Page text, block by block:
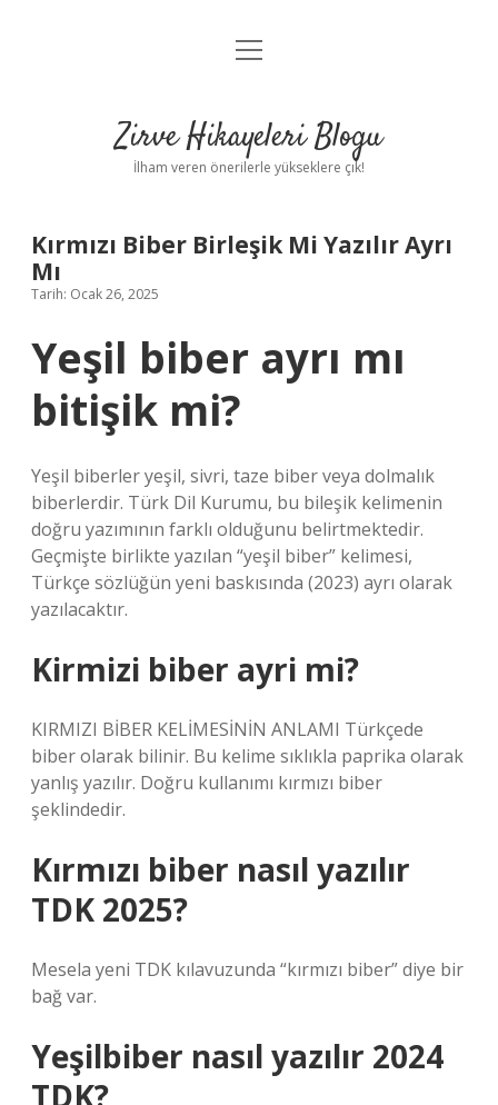
Anasayfa
Yasal Uyarı
menüyü
Zirve Hikayeleri Blogu
İlham veren önerilerle yükseklere çık!
Kırmızı Biber Birleşik Mi Yazılır Ayrı
Mı
Tarih: Ocak 26, 2025
Yeşil biber ayrı mı
bitişik mi?
Yeşil biberler yeşil, sivri, taze biber veya dolmalık
biberlerdir. Türk Dil Kurumu, bu bileşik kelimenin
doğru yazımının farklı olduğunu belirtmektedir.
Geçmişte birlikte yazılan “yeşil biber” kelimesi,
Türkçe sözlüğün yeni baskısında (2023) ayrı olarak
yazılacaktır.
Kirmizi biber ayri mi?
KIRMIZI BİBER KELİMESİNİN ANLAMI Türkçede
biber olarak bilinir. Bu kelime sıklıkla paprika olarak
yanlış yazılır. Doğru kullanımı kırmızı biber
şeklindedir.
Kırmızı biber nasıl yazılır
TDK 2025?
Mesela yeni TDK kılavuzunda “kırmızı biber” diye bir
bağ var.
Yeşilbiber nasıl yazılır 2024
TDK?